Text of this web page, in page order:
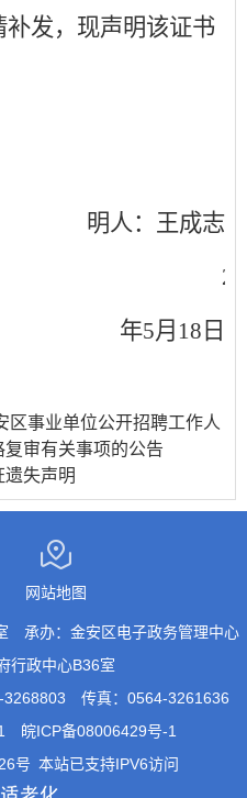
补发，现声明该证书
明人：王成志
年5月 18 日
区事业单位公开招聘工作人
审有关事项的公告
失声明
网站地图
承办：金安区电子政务管理中心
行政中心B36室
3268803
传真：0564-3261636
皖ICP备08006429号-1
号 本站已支持IPV6访问